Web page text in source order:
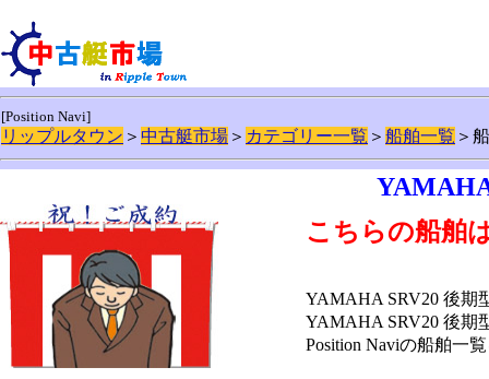
[Position Navi]
リップルタウン ＞ 中古艇市場 ＞ カテゴリー一覧 ＞ 船舶一覧 ＞
こちらの船舶
YAMAHA SRV20 後期
YAMAHA SRV20 後期
Position Naviの船舶一